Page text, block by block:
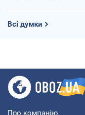
Всі думки
Про компанію